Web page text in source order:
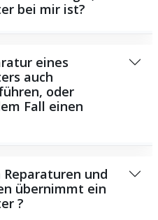
Sanitärdienstleister bei mir ist?
hängt aber auch
dem Zeitraum ab
und der
auch
Sie selbst ausführen
das Verwenden von
aus dem Supermarkt.
und
ein
?